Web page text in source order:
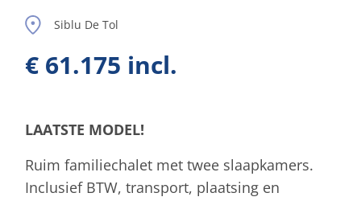
Siblu De Tol
€ 61.175 incl.
LAATSTE MODEL!
Ruim familiechalet met twee slaapkamers.
Inclusief BTW, transport, plaatsing en